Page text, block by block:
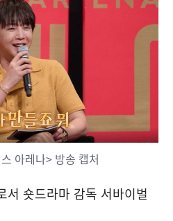
아레나> 방송 캡처
서 숏드라마 감독 서바이벌